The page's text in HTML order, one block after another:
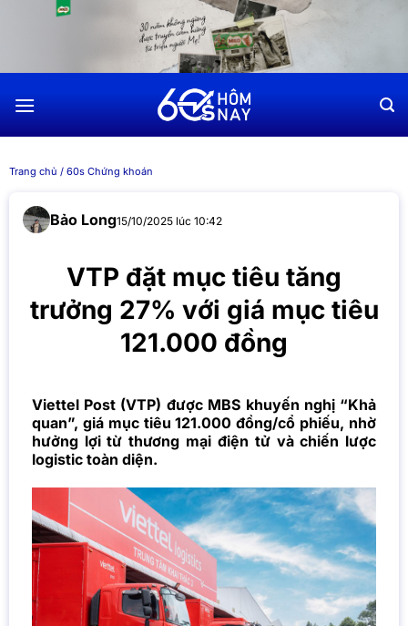
dung
Trang chủ / 60s Chứng khoán
Bảo Long15/10/2025 lúc 10:42
VTP đặt mục tiêu tăng
trưởng 27% với giá mục tiêu
121.000 đồng
Viettel Post (VTP) được MBS khuyến nghị “Khả
quan”, giá mục tiêu 121.000 đồng/cổ phiếu, nhờ
hưởng lợi từ thương mại điện tử và chiến lược
logistic toàn diện.